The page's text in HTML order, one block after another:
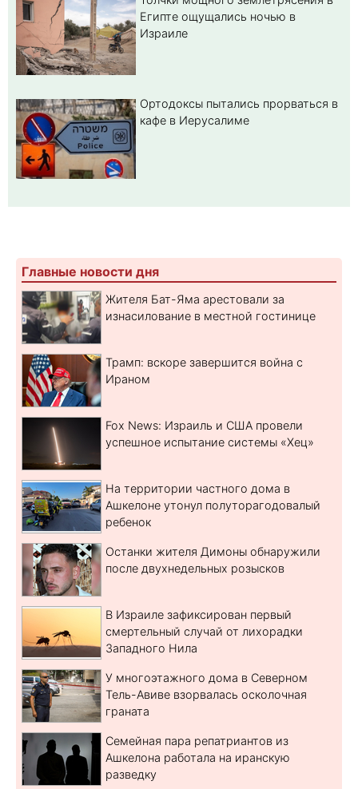
Египте ощущались ночью в
Израиле
Ортодоксы пытались прорваться в
кафе в Иерусалиме
Главные новости дня
Жителя Бат-Яма арестовали за
изнасилование в местной гостинице
Трамп: вскоре завершится война с
Ираном
Fox News: Израиль и США провели
успешное испытание системы «Хец»
На территории частного дома в
Ашкелоне утонул полуторагодовалый
ребенок
Останки жителя Димоны обнаружили
после двухнедельных розысков
В Израиле зафиксирован первый
смертельный случай от лихорадки
Западного Нила
У многоэтажного дома в Северном
Тель-Авиве взорвалась осколочная
граната
Семейная пара репатриантов из
Ашкелона работала на иранскую
разведку